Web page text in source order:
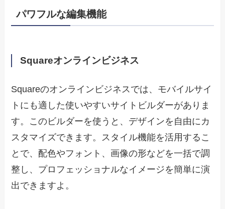
パワフルな編集機能
Squareオンラインビジネス
Squareのオンラインビジネスでは、モバイルサイ
トにも適した使いやすいサイトビルダーがありま
す。このビルダーを使うと、デザインを自由にカ
スタマイズできます。スタイル機能を活用するこ
とで、配色やフォント、画像の形などを一括で調
整し、プロフェッショナルなイメージを簡単に演
出できますよ。